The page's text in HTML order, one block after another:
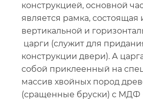
конструкцией, основной
является рамка, состоящая
вертикальной и
царги (служит для
конструкции двери). А
собой приклеенный на
массив хвойных пород
(сращенные бруски) с МДФ